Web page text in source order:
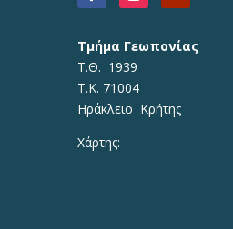
Τμήμα Γεωπονίας
Τ.Θ. 1939
Τ.Κ. 71004
Ηράκλειο Κρήτης
Χάρτης: